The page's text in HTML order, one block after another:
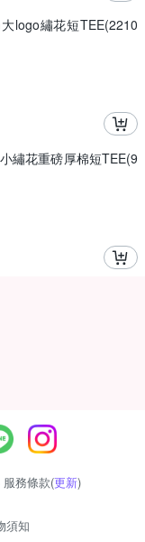
logo繡花短TEE(2210
繡花重磅厚棉短TEE(9
務條款(更新)
須知